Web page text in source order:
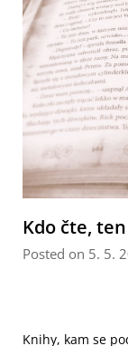
Kdo čte,
Posted on 5. 5.
Knihy, kam se